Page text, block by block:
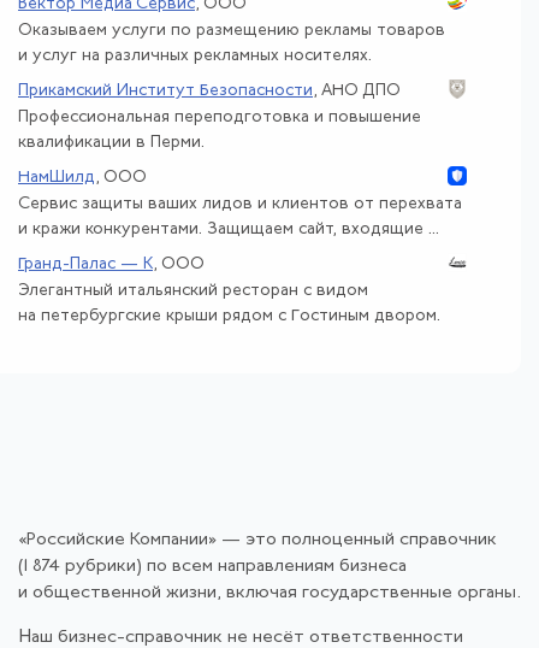
Вектор Медиа Сервис, ООО
Оказываем услуги по размещению рекламы товаров
и услуг на различных рекламных носителях.
Прикамский Институт Безопасности , АНО ДПО
Профессиональная переподготовка и повышение
квалификации в Перми.
НамШилд , ООО
Сервис защиты ваших лидов и клиентов от перехвата
и кражи конкурентами. Защищаем сайт, входящие ...
Гранд-Палас — К, ООО
Элегантный итальянский ресторан с видом
на петербургские крыши рядом с Гостиным двором.
«Российские Компании» — это полноценный справочник
(1 874 рубрики) по всем направлениям бизнеса
и общественной жизни, включая государственные органы.
Наш бизнес-справочник не несёт ответственности